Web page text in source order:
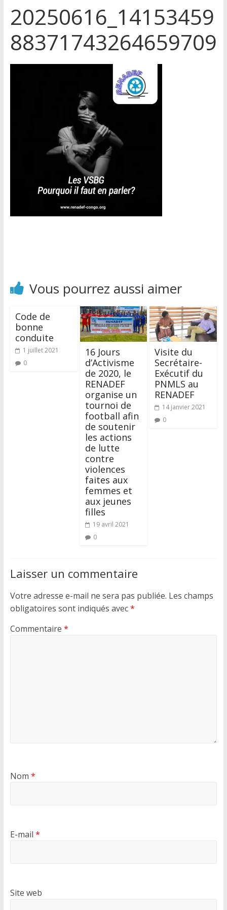
20250616_14153459
88371743264659709
Vous pourrez aussi aimer
Code de
bonne
conduite
1 juillet 2021
0
16 Jours
d’Activisme
de 2020, le
RENADEF
organise un
tournoi de
football afin
de soutenir
les actions
de lutte
contre
violences
faites aux
femmes et
aux jeunes
filles
19 avril 2021
0
Visite du
Secrétaire-
Exécutif du
PNMLS au
RENADEF
14 janvier 2021
0
Laisser un commentaire
Votre adresse e-mail ne sera pas publiée. Les champs
obligatoires sont indiqués avec*
Commentaire *
Nom *
E-mail *
Site web